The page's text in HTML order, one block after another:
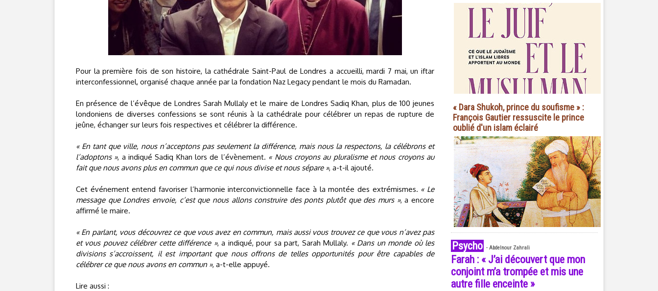
Pour la première fois de son histoire, la cathédrale Saint-Paul de Londres a accueilli, mardi 7 mai, un iftar
interconfessionnel, organisé chaque année par la fondation Naz Legacy pendant le mois du Ramadan.
En présence de l’évêque de Londres Sarah Mullaly et le maire de Londres Sadiq Khan, plus de 100 jeunes
londoniens de diverses confessions se sont réunis à la cathédrale pour célébrer un repas de rupture de
jeûne, échanger sur leurs fois respectives et célébrer la différence.
« En tant que ville, nous n’acceptons pas seulement la différence, mais nous la respectons, la célébrons et
l’adoptons », a indiqué Sadiq Khan lors de l’évènement. « Nous croyons au pluralisme et nous croyons au
fait que nous avons plus en commun que ce qui nous divise et nous sépare », a-t-il ajouté.
Cet événement entend favoriser l’harmonie interconvictionnelle face à la montée des extrémismes. « Le
message que Londres envoie, c’est que nous allons construire des ponts plutôt que des murs », a encore
affirmé le maire.
« En parlant, vous découvrez ce que vous avez en commun, mais aussi vous trouvez ce que vous n’avez pas
et vous pouvez célébrer cette différence », a indiqué, pour sa part, Sarah Mullaly. « Dans un monde où les
divisions s’accroissent, il est important que nous offrons de telles opportunités pour être capables de
célébrer ce que nous avons en commun », a-t-elle appuyé.
Lire aussi :
« Dara Shukoh, prince du soufisme » :
François Gautier ressuscite le prince
oublié d'un islam éclairé
Psycho - Abdelnour Zahrali
Farah : « J’ai découvert que mon
conjoint m’a trompée et mis une
autre fille enceinte »